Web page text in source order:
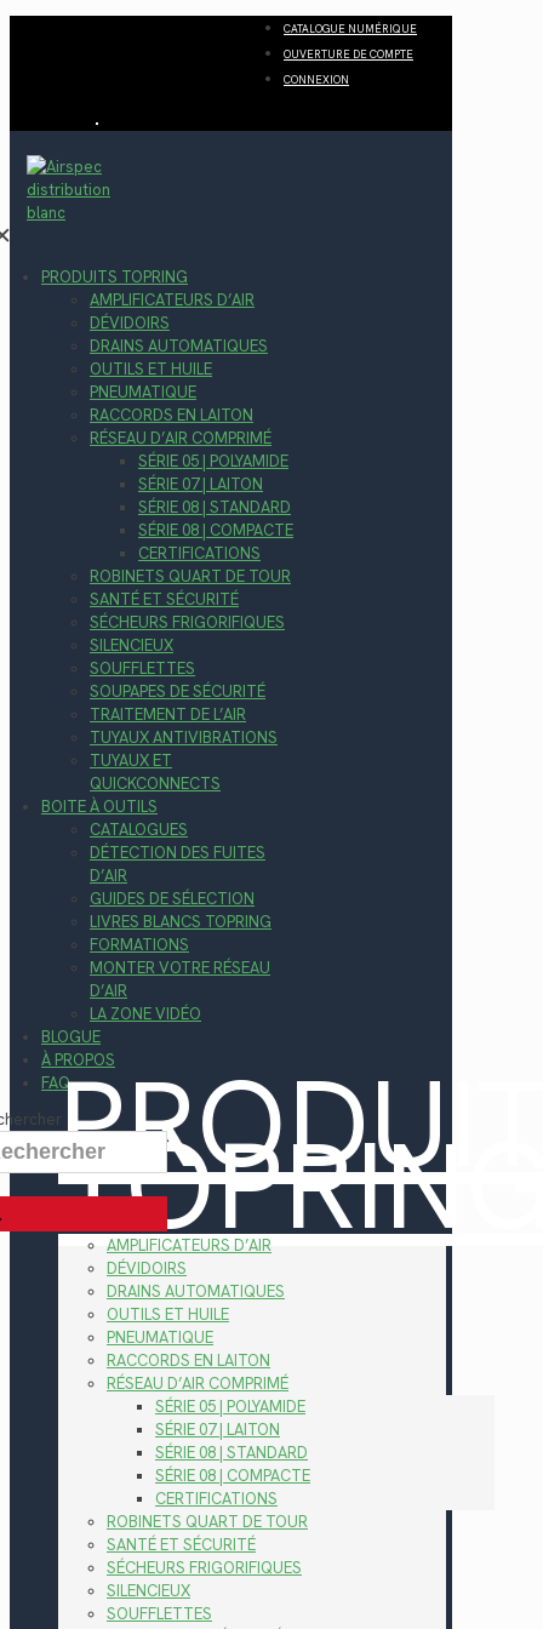
CATALOGUE NUMÉRIQUE
OUVERTURE DE COMPTE
CONNEXION
PRODUITS TOPRING
AMPLIFICATEURS D’AIR
DÉVIDOIRS
DRAINS AUTOMATIQUES
OUTILS ET HUILE
PNEUMATIQUE
RACCORDS EN LAITON
RÉSEAU D’AIR COMPRIMÉ
SÉRIE 05 | POLYAMIDE
SÉRIE 07 | LAITON
SÉRIE 08 | STANDARD
SÉRIE 08 | COMPACTE
CERTIFICATIONS
ROBINETS QUART DE TOUR
SANTÉ ET SÉCURITÉ
SÉCHEURS FRIGORIFIQUES
SILENCIEUX
SOUFFLETTES
SOUPAPES DE SÉCURITÉ
TRAITEMENT DE L’AIR
TUYAUX ANTIVIBRATIONS
TUYAUX ET
QUICKCONNECTS
BOITE À OUTILS
CATALOGUES
DÉTECTION DES FUITES
D’AIR
GUIDES DE SÉLECTION
LIVRES BLANCS TOPRING
FORMATIONS
MONTER VOTRE RÉSEAU
D’AIR
LA ZONE VIDÉO
BLOGUE
À PROPOS
FAQ
AMPLIFICATEURS D’AIR
DÉVIDOIRS
DRAINS AUTOMATIQUES
OUTILS ET HUILE
PNEUMATIQUE
RACCORDS EN LAITON
RÉSEAU D’AIR COMPRIMÉ
SÉRIE 05 | POLYAMIDE
SÉRIE 07 | LAITON
SÉRIE 08 | STANDARD
SÉRIE 08 | COMPACTE
CERTIFICATIONS
ROBINETS QUART DE TOUR
SANTÉ ET SÉCURITÉ
SÉCHEURS FRIGORIFIQUES
SILENCIEUX
SOUFFLETTES